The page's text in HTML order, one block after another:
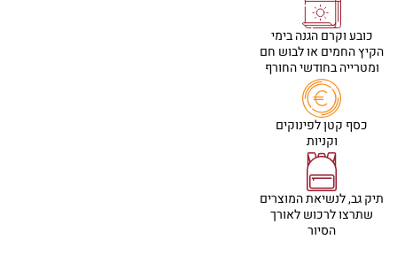
כובע וקרם הגנה בימי
הקיץ החמים או לבוש חם
ומטרייה בחודשי החורף
כסף קטן לפינוקים
וקניות
תיק גב, לנשיאת המוצרים
שתרצו לרכוש לאורך
הסיור